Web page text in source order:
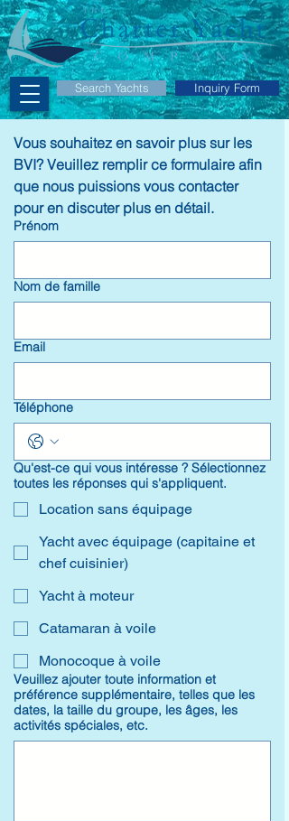
Search Yachts Inquiry Form
Vous souhaitez en savoir plus sur les
BVI? Veuillez remplir ce formulaire afin
que nous puissions vous contacter
pour en discuter plus en détail.
Prénom
Nom de famille
Email
Téléphone
Qu'est-ce qui vous intéresse ? Sélectionnez
toutes les réponses qui s'appliquent.
Location sans équipage
Yacht avec équipage (capitaine et
chef cuisinier)
Yacht à moteur
Catamaran à voile
Monocoque à voile
Veuillez ajouter toute information et
préférence supplémentaire, telles que les
dates, la taille du groupe, les âges, les
activités spéciales, etc.